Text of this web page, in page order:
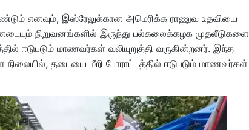
எனவும், இஸ்ரேலுக்கான அமெரிக்க ராணுவ உதவியை
நிறுவனங்களில் இருந்து பல்கலைக்கழக முதலீடுகளை
ஈடுபடும் மாணவர்கள் வலியுறுத்தி வருகின்றனர். இந்த
நிலையில், தடையை மீறி போராட்டத்தில் ஈடுபடும் மாணவர்கள்